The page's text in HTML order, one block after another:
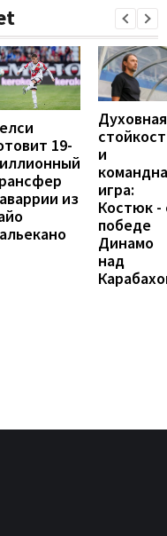
19-
из
Духовная
и
игра:
Костюк -
победе
Динамо
над